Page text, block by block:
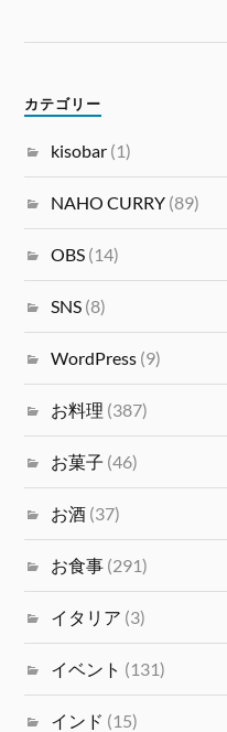
カテゴリー
kisobar (1)
NAHO CURRY (89)
OBS (14)
SNS (8)
WordPress (9)
お料理 (387)
お菓子 (46)
お酒 (37)
お食事 (291)
イタリア (3)
イベント (131)
インド (15)